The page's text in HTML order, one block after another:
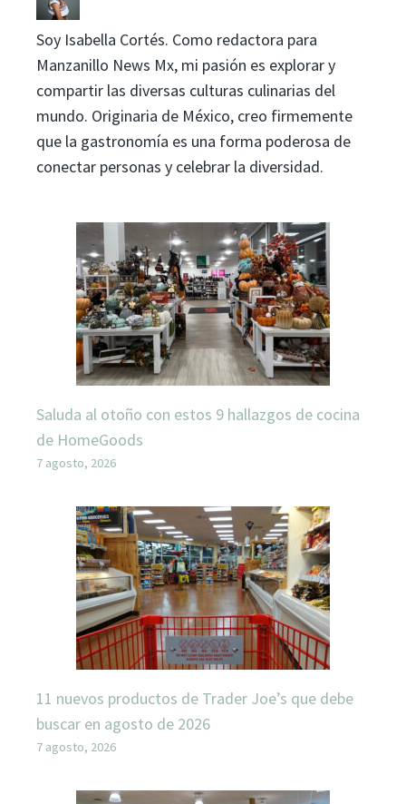
Soy Isabella Cortés. Como redactora para
Manzanillo News Mx, mi pasión es explorar y
compartir las diversas culturas culinarias del
mundo. Originaria de México, creo firmemente
que la gastronomía es una forma poderosa de
conectar personas y celebrar la diversidad.
Saluda al otoño con estos 9 hallazgos de cocina
de HomeGoods
7 agosto, 2026
11 nuevos productos de Trader Joe’s que debe
buscar en agosto de 2026
7 agosto, 2026